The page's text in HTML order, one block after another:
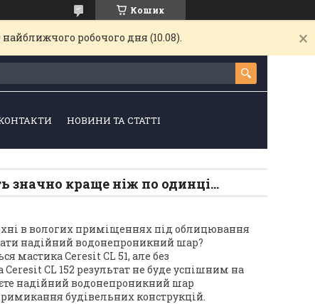
Кошик
робочого дня (10.08).
НОВИНИ ТА СТАТТІ
значно краще ніж по одинці...
в вологих приміщеннях під облицювання
надійний водонепроникний шар?
мастика Ceresit CL 51, але без
Ceresit CL 152 результат не буде успішним на
надійний водонепроникний шар
будівельних конструкцій.